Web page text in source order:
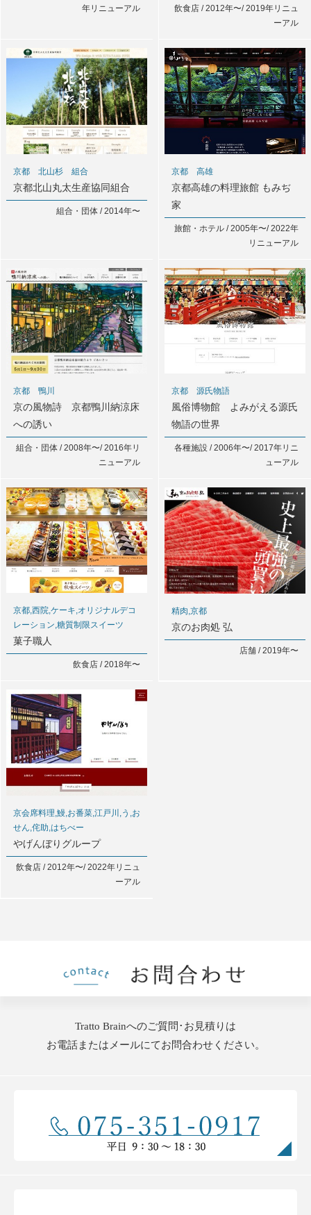
年リニューアル
飲食店 / 2012年〜/ 2019年リニュ
ーアル
京都 北山杉 組合
京都北山丸太生産協同組合
組合・団体 / 2014年〜
京都 高雄
京都高雄の料理旅館 もみぢ
家
旅館・ホテル / 2005年〜/ 2022年
リニューアル
京都 鴨川
京の風物詩 京都鴨川納涼床
への誘い
組合・団体 / 2008年〜/ 2016年リ
ニューアル
京都 源氏物語
風俗博物館 よみがえる源氏
物語の世界
各種施設 / 2006年〜/ 2017年リニ
ューアル
京都,西院,ケーキ,オリジナルデコ
レーション,糖質制限スイーツ
菓子職人
飲食店 / 2018年〜
精肉,京都
京のお肉処 弘
店舗 / 2019年〜
京会席料理,鰻,お番菜,江戸川,う,お
せん,侘助,はちべー
やげんぼりグループ
飲食店 / 2012年〜/ 2022年リニュ
ーアル
Tratto Brainへのご質問･お見積りは
お電話またはメールにてお問合わせください。